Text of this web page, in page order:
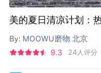
美的夏日清凉计划：
By: MOOWU磨物 北京
9.3
24人评分